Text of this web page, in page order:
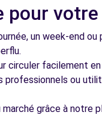
pour
un week-end
circuler facilement
ou
grâce à notre